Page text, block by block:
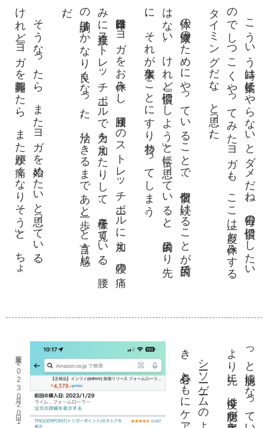
こ
う
い
う時
は柔軟
に
や
ら
な
い
と
ダ
メ
だ
ね
。毎日
の習慣
に
し
た
い
ので
し
つ
こ
く
や
っ
て
み
た
ヨ
ガ
も
、
こ
こ
は一度
お休
み
す
る
タイ
ミ
ン
グ
だ
な
、
と思
っ
た
。
体の健康
の
た
め
に
や
っ
て
い
る
こ
と
で
、習慣
を続
け
る
こ
と
が目的
で
はな
い
。
け
れ
ど「習慣
に
し
よ
う」
と常
に思
っ
て
い
る
と
、目的
よ
り先
に、
そ
れ
が大事
な
こ
と
に
す
り替
わ
っ
て
し
ま
う
。
昨日今日は
ヨ
ガ
を
お休
み
し
、腰回
り
の
ス
ト
レ
ッ
チ
ポー
ル
に加
え
、腰
の痛
みに直接
ス
ト
レ
ッ
チ
ポー
ル
で力
を加
え
た
り
し
て
、様子
を見
て
い
る
。腰
の調子は
か
な
り良
く
な
っ
た
。治
り
き
る
ま
で
あ
と一歩
、
と言
う感
じ
だ
。
そ
う
な
っ
た
ら
、
ま
た
ヨ
ガ
を始
め
た
い
と思
っ
て
い
る
。
けれ
ど「
ヨ
ガ
を再開
し
た
ら
、
ま
た腰
が痛
く
な
り
そ
う」
と
、
ち
ょ
と臆病
に
な
っ
て
い
る自分
が
い
る
。
そ
れ
も
ま
た
よ
く
な
い
。目的
り先
に
、今度
は臆病
が大事
な
こ
と
に
す
り替
わ
っ
て
し
ま
う
の
は